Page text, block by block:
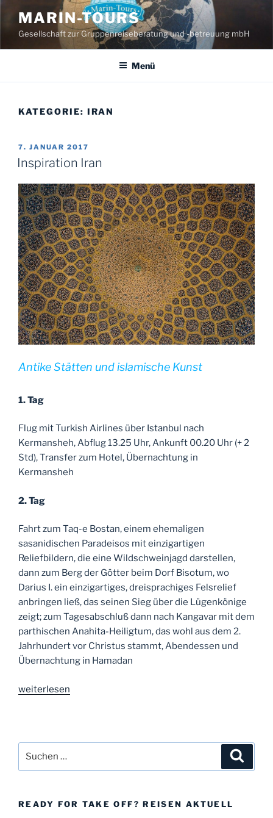
Zum
Inhalt
springen
MARIN-TOURS
Gesellschaft zur Gruppenreiseberatung und -betreuung mbH
Menü
KATEGORIE: IRAN
VERÖFFENTLICHT
AM
7. JANUAR 2017
Inspiration Iran
Antike Stätten und islamische Kunst
1. Tag
Flug mit Turkish Airlines über Istanbul nach
Kermansheh, Abflug 13.25 Uhr, Ankunft 00.20 Uhr (+ 2
Std), Transfer zum Hotel, Übernachtung in
Kermansheh
2. Tag
Fahrt zum Taq-e Bostan, einem ehemaligen
sasanidischen Paradeisos mit einzigartigen
Reliefbildern, die eine Wildschweinjagd darstellen,
dann zum Berg der Götter beim Dorf Bisotum, wo
Darius I. ein einzigartiges, dreisprachiges Felsrelief
anbringen ließ, das seinen Sieg über die Lügenkönige
zeigt; zum Tagesabschluß dann nach Kangavar mit dem
parthischen Anahita-Heiligtum, das wohl aus dem 2.
Jahrhundert vor Christus stammt, Abendessen und
Übernachtung in Hamadan
„Inspiration
weiterlesen
nach:
READY FOR TAKE OFF? REISEN AKTUELL